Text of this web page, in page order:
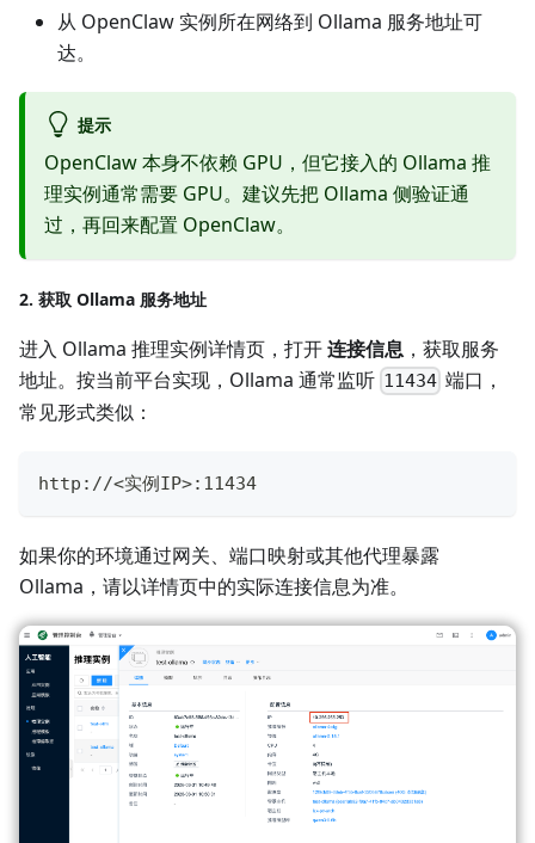
从 OpenClaw 实例所在网络到 Ollama 服务地址可
达。
提示
OpenClaw 本身不依赖 GPU，但它接入的 Ollama 推
理实例通常需要 GPU。建议先把 Ollama 侧验证通
过，再回来配置 OpenClaw。
2. 获取 Ollama 服务地址
进入 Ollama 推理实例详情页，打开连接信息 ，获取服务
地址。按当前平台实现，Ollama 通常监听 11434 端口，
常见形式类似：
http://<实例IP>:11434
如果你的环境通过网关、端口映射或其他代理暴露
Ollama，请以详情页中的实际连接信息为准。